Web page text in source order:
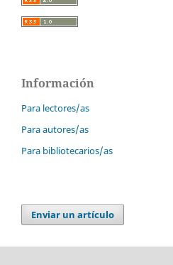
Información
Para lectores/as
Para autores/as
Para bibliotecarios/as
Enviar un artículo